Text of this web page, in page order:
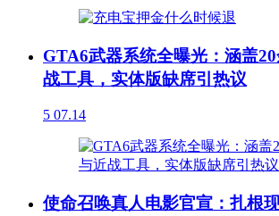
GTA6武器系统全曝光：涵盖
战工具，实体版缺席引热议
5 07.14
使命召唤真人电影官宣：扎根